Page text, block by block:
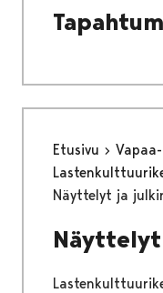
Etusivu
Näyttelyt ja